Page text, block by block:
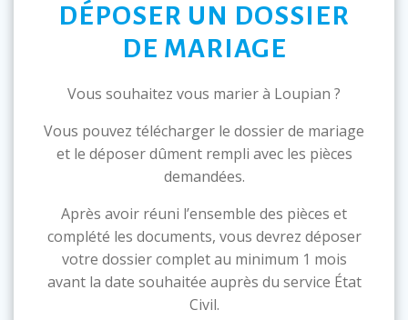
DÉPOSER UN DOSSIER
DE MARIAGE
Vous souhaitez vous marier à Loupian ?
Vous pouvez télécharger le dossier de mariage
et le déposer dûment rempli avec les pièces
demandées.
Après avoir réuni l’ensemble des pièces et
complété les documents, vous devrez déposer
votre dossier complet au minimum 1 mois
avant la date souhaitée auprès du service État
Civil.